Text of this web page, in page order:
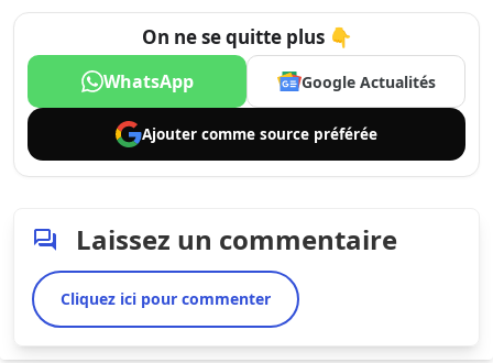
On ne se quitte plus 👇
WhatsApp Google Actualités
Ajouter comme source préférée
Laissez un commentaire
Cliquez ici pour commenter